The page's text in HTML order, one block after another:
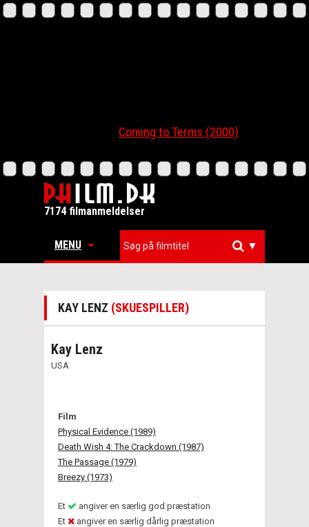
Coming to Terms (2000)
7174 filmanmeldelser
MENU ▼
KAY LENZ (SKUESPILLER)
Kay Lenz
USA
Film
Physical Evidence (1989)
Death Wish 4: The Crackdown (1987)
The Passage (1979)
Breezy (1973)
Et
angiver en særlig god præstation
Et
angiver en særlig dårlig præstation